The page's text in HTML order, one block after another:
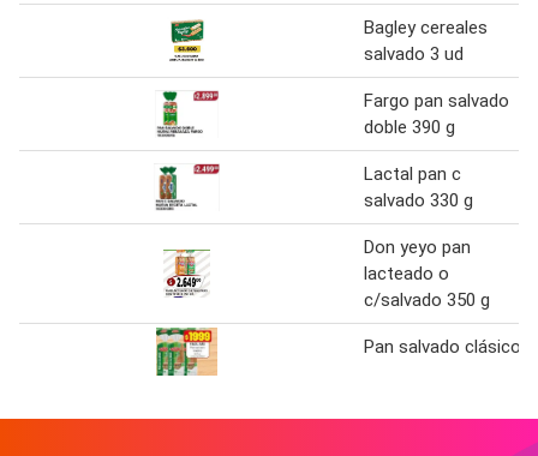
Bagley cereales
salvado 3 ud
Fargo pan salvado
doble 390 g
Lactal pan c
salvado 330 g
Don yeyo pan
lacteado o
c/salvado 350 g
Pan salvado clásico